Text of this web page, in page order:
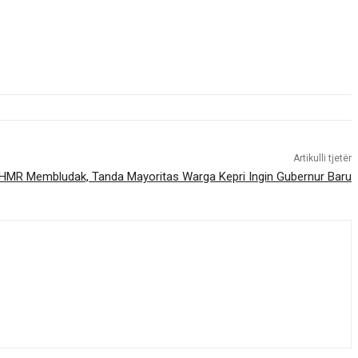
Artikulli tjetër
Membludak, Tanda Mayoritas Warga Kepri Ingin Gubernur Baru